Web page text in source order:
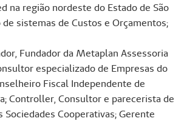
na região nordeste do Estado de São
de sistemas de Custos e Orçamentos;
Fundador da Metaplan Assessoria
especializado de Empresas do
Fiscal Independente de
Controller, Consultor e parecerista de
Cooperativas; Gerente